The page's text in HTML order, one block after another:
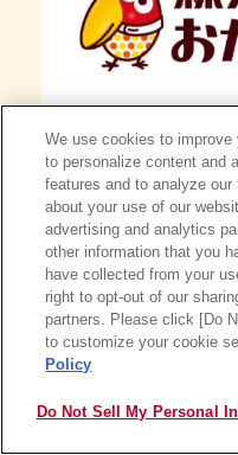
森永製菓アンテ
かし屋さん」で
グッズをご紹介！
くわしくは
We use cookies to improve
to personalize content and
features and to analyze
about your use of our
advertising and analytics
other information that you
have collected from your
right to opt-out of our
partners. Please click [Do
to customize your cookie
Policy
Do Not Sell My Personal